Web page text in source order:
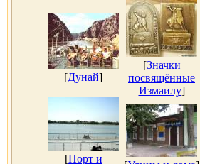
[Дунай]
[Значки
посвящённые
Измаилу]
[Порт и